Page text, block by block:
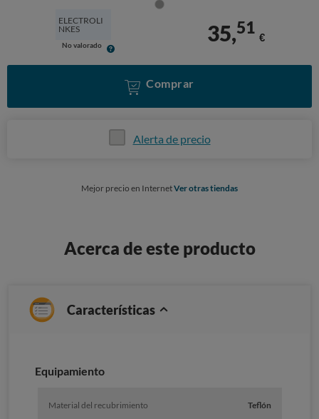
ELECTROLI
NKES
No valorado 35,51
€
Comprar
Alerta de precio
Mejor precio en InternetVer otras tiendas
Acerca de este producto
Características
Equipamiento
Material del recubrimiento Teflón